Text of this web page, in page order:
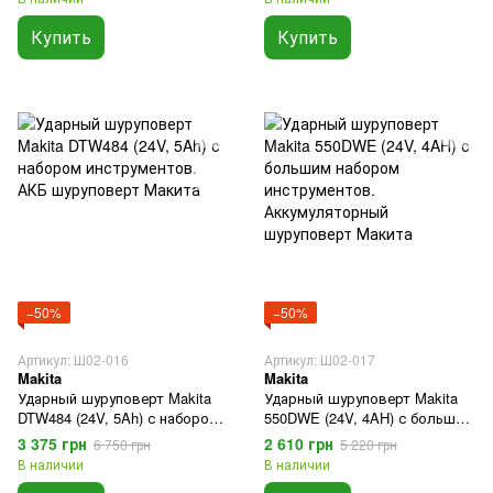
Макита
Купить Купить
−50%
Артикул: Ш02-016
Makita
Ударный шуруповерт Makita
DTW484 (24V, 5Ah) с набором
инструментов. АКБ
шуруповерт Макита
3 375 грн 6 750 грн
В наличии
−50%
Артикул: Ш02-017
Makita
Ударный шуруповерт Makita
550DWE (24V, 4AH) с большим
набором инструментов.
Аккумуляторный шуруповерт
Макита
2 610 грн 5 220 грн
В наличии